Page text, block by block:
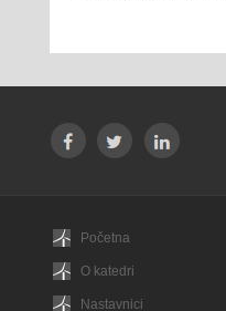
Početna
O katedri
Nastavnici